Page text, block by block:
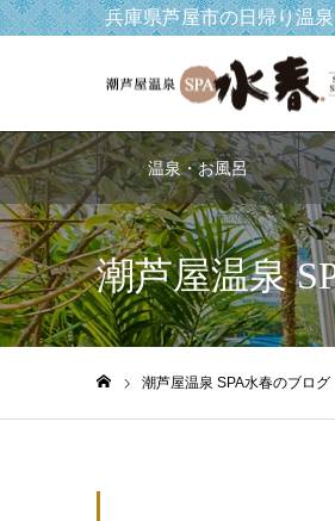
兵庫県芦屋市の日帰り温
温泉・お風呂
潮芦屋温泉
潮芦屋温泉 SPA水春のブログ